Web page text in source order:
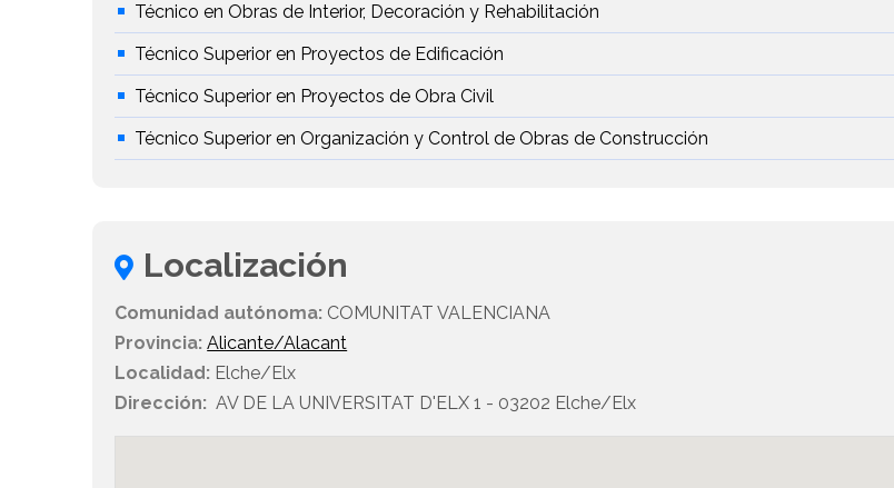
Técnico en Obras de Interior, Decoración y Rehabilitación
Técnico Superior en Proyectos de Edificación
Técnico Superior en Proyectos de Obra Civil
Técnico Superior en Organización y Control de Obras de Construcción
Localización
Comunidad autónoma: COMUNITAT VALENCIANA
Provincia: Alicante/Alacant
Localidad: Elche/Elx
Dirección: AV DE LA UNIVERSITAT D'ELX 1 - 03202 Elche/Elx